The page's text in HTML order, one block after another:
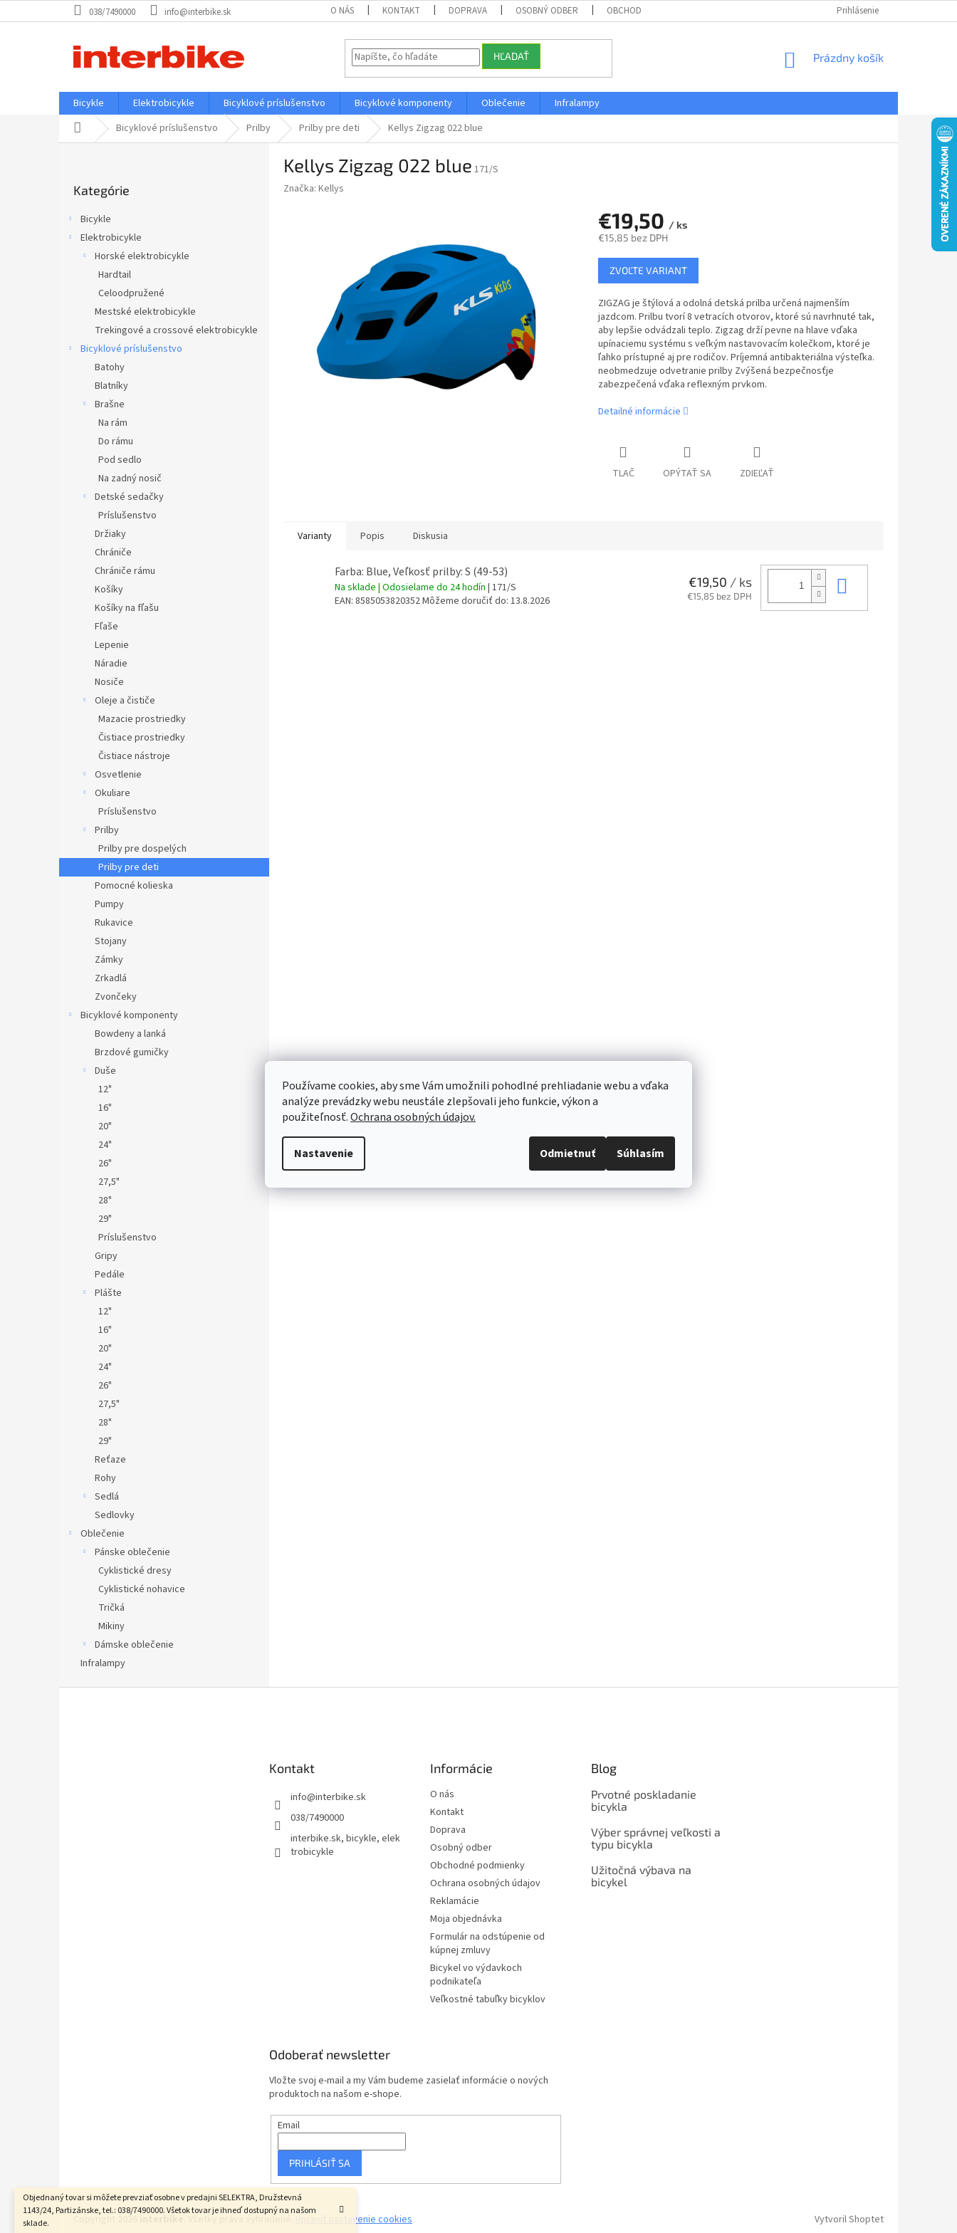
Používame cookies, aby sme Vám umožnili pohodlné prehliadanie webu a vďaka
analýze prevádzky webu neustále zlepšovali jeho funkcie, výkon a
použiteľnosť.Ochrana osobných údajov.
Nastavenie Odmietnuť Súhlasím
na
Objednaný tovar si môžete prevziať osobne v predajni SELEKTRA, Družstevná
1143/24, Partizánske, tel.: 038/7490000. Všetok tovar je ihneď dostupný na našom
sklade.
038/7490000 info@interbike.sk O NÁS KONTAKT DOPRAVA OSOBNÝ ODBER OBCHODNÉ PODMIENKY OCHRANA OSOBNÝCH ÚDAJOV REKLAMÁCIE
Prihlásenie
HĽADAŤ
NÁKUPNÝ
Prázdny košík
Bicykle Elektrobicykle Bicyklové príslušenstvo Bicyklové komponenty Oblečenie
Infralampy
DomovBicyklové príslušenstvo Prilby Prilby pre deti Kellys Zigzag 022 blue
kategórie
Kategórie
Bicykle
Elektrobicykle
Horské elektrobicykle
Hardtail
Celoodpružené
Mestské elektrobicykle
Trekingové a crossové elektrobicykle
Bicyklové príslušenstvo
Batohy
Blatníky
Brašne
Na rám
Do rámu
Pod sedlo
Na zadný nosič
Detské sedačky
Príslušenstvo
Držiaky
Chrániče
Chrániče rámu
Košíky
Košíky na fľašu
Fľaše
Lepenie
Náradie
Nosiče
Oleje a čističe
Mazacie prostriedky
Čistiace prostriedky
Čistiace nástroje
Osvetlenie
Okuliare
Príslušenstvo
Prilby
Prilby pre dospelých
Prilby pre deti
Pomocné kolieska
Pumpy
Rukavice
Stojany
Zámky
Zrkadlá
Zvončeky
Bicyklové komponenty
Bowdeny a lanká
Brzdové gumičky
Duše
12"
16"
20"
24"
26"
27,5"
28"
29"
Príslušenstvo
Gripy
Pedále
Plášte
12"
16"
20"
24"
26"
27,5"
28"
29"
Reťaze
Rohy
Sedlá
Sedlovky
Oblečenie
Pánske oblečenie
Cyklistické dresy
Cyklistické nohavice
Tričká
Mikiny
Dámske oblečenie
Infralampy
Kellys Zigzag 022 blue 171/S
Značka: Kellys
€19,50 / ks
€15,85 bez DPH
Jednotková
cena:
ZVOĽTE VARIANT
ZIGZAG je štýlová a odolná detská prilba určená najmenším
jazdcom. Prilbu tvorí 8 vetracích otvorov, ktoré sú navrhnuté tak,
aby lepšie odvádzali teplo. Zigzag drží pevne na hlave vďaka
upínaciemu systému s veľkým nastavovacím kolečkom, ktoré je
ľahko prístupné aj pre rodičov. Príjemná antibakteriálna výsteľka.
neobmedzuje odvetranie prilby Zvýšená bezpečnosťje
zabezpečená vďaka reflexným prvkom.
Detailné informácie
TLAČ OPÝTAŤ SA ZDIEĽAŤ
Varianty Popis Diskusia
Farba: Blue, Veľkosť prilby: S (49-53)
Na sklade | Odosielame do 24 hodín | 171/S
EAN: 8585053820352Môžeme doručiť do: 13.8.2026
€19,50 / ks
€15,85 bez DPH
Kontakt
info@interbike.sk
038/7490000
interbike.sk, bicykle, elek
trobicykle
Informácie
O nás
Kontakt
Doprava
Osobný odber
Obchodné podmienky
Ochrana osobných údajov
Reklamácie
Moja objednávka
Formulár na odstúpenie od
kúpnej zmluvy
Bicykel vo výdavkoch
podnikateľa
Veľkostné tabuľky bicyklov
Blog
Prvotné poskladanie
bicykla
Výber správnej veľkosti a
typu bicykla
Užitočná výbava na
bicykel
Odoberať newsletter
Vložte svoj e-mail a my Vám budeme zasielať informácie o nových
produktoch na našom e-shope.
Email
PRIHLÁSIŤ SA
Vytvoril Shoptet
Copyright 2026 Upraviť nastavenie cookies